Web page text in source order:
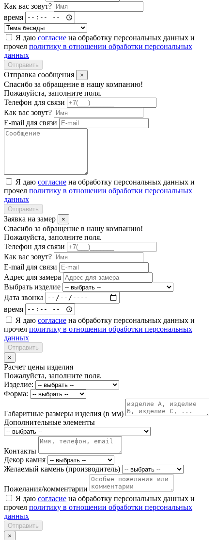
Как вас зовут?
время
Я даю согласие на обработку персональных данных и
прочел политику в отношении обработки персональных
данных
Отправить
Отправка сообщения ×
Спасибо за обращение в нашу компанию!
Пожалуйста, заполните поля.
Телефон для связи
Как вас зовут?
E-mail для связи
Я даю согласие на обработку персональных данных и
прочел политику в отношении обработки персональных
данных
Отправить
Заявка на замер ×
Спасибо за обращение в нашу компанию!
Пожалуйста, заполните поля.
Телефон для связи
Как вас зовут?
E-mail для связи
Адрес для замера
Выбрать изделие
Дата звонка
время
Я даю согласие на обработку персональных данных и
прочел политику в отношении обработки персональных
данных
Отправить
×
Расчет цены изделия
Пожалуйста, заполните поля.
Изделие:
Форма:
Габаритные размеры изделия (в мм)
Дополнительные элементы
Контакты
Декор камня
Желаемый камень (производитель)
Пожелания/комментарии
Я даю согласие на обработку персональных данных и
прочел политику в отношении обработки персональных
данных
Отправить
×